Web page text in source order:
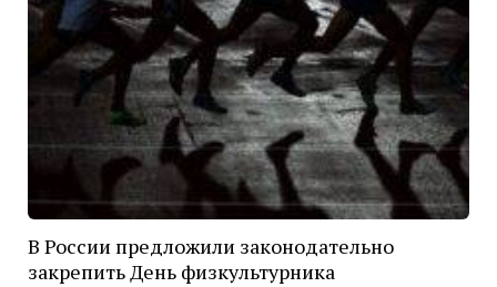
В России предложили законодательно
закрепить День физкультурника